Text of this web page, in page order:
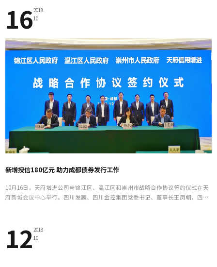
目的，助力地方国有平台公司的市场化转型，提升地方债券直接融资比例，优化
融资结构，有效防范和化解金融风险，支持地方经济发展。
162018
10
新增授信180亿元 助力成都债券发行工作
10月16日，天府增进公司与锦江区、温江区和崇州市战略合作协议签约仪式在天
府新城会议中心举行。四川发展、四川金控集团党委书记、董事长王凤朝，四川
122018
10